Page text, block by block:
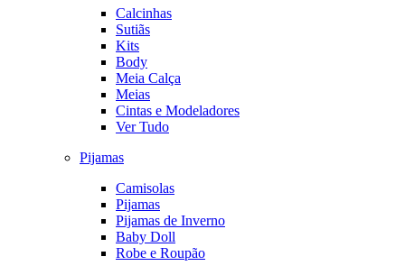
Calcinhas
Sutiãs
Kits
Body
Meia Calça
Meias
Cintas e Modeladores
Ver Tudo
Pijamas
Camisolas
Pijamas
Pijamas de Inverno
Baby Doll
Robe e Roupão